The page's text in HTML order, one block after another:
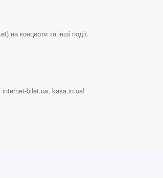
на концерти та інші події.
internet-bilet.ua, kasa.in.ua!